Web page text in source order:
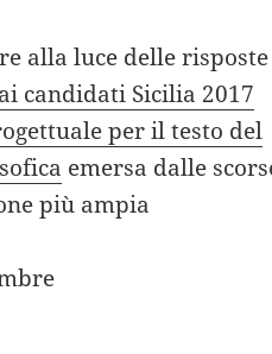
alla luce delle
candidati Sicilia 2017
per il testo del
emersa dalle
più ampia